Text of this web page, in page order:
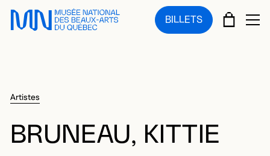
Sauter au menu principal
Sauter au contenu principal
Sauter au pied de page
BILLETS PANIER
Artistes
BRUNEAU, KITTIE